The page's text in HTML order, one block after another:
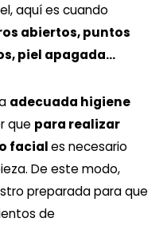
aquí es cuando
abiertos, puntos
piel apagada…
adecuada higiene
que para realizar
faciales necesario
De este modo,
preparada para que
de